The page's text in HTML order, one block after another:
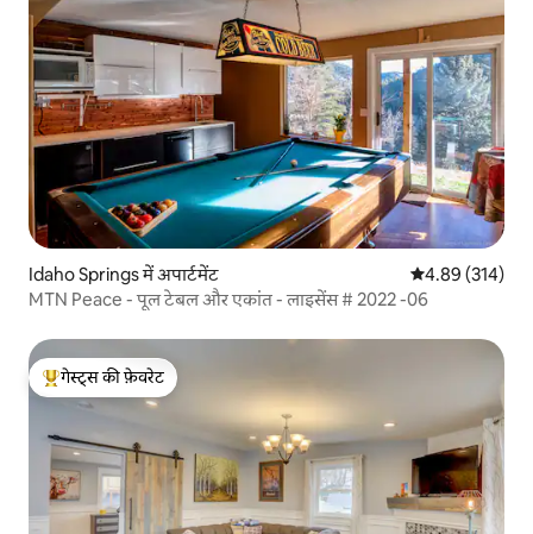
Idaho Springs में अपार्टमेंट औसत रेटिंग 5 में से
4.89 (314)
MTN Peace - पूल टेबल और एकांत - लाइसेंस # 2022 -06
गेस्ट्स का टॉप फ़ेवरेट
गेस्ट्स की फ़ेवरेट